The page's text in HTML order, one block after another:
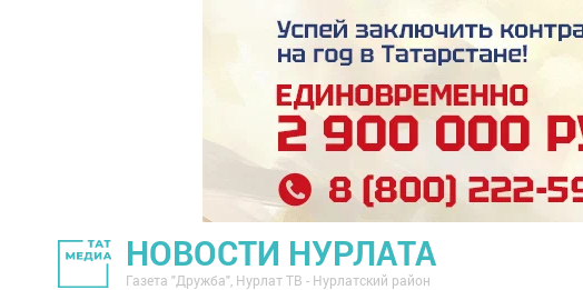
НОВОСТИ НУРЛАТА
Газета "Дружба", Нурлат ТВ - Нурлатский район